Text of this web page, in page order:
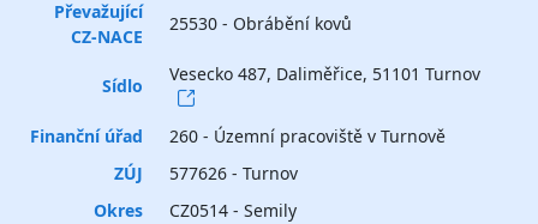
Převažující
CZ-NACE
25530 - Obrábění kovů
Sídlo
Vesecko 487, Daliměřice, 51101 Turnov
Finanční úřad
260 - Územní pracoviště v Turnově
ZÚJ
577626 - Turnov
Okres
CZ0514 - Semily